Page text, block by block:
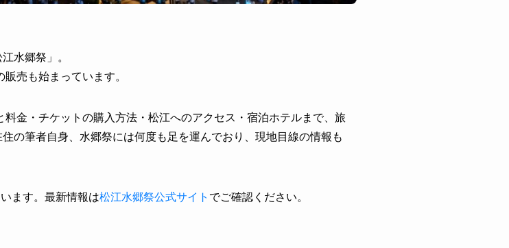
水郷祭」。
売も始まっています。
金・チケットの購入方法・松江へのアクセス・宿泊ホテルまで、旅
の筆者自身、水郷祭には何度も足を運んでおり、現地目線の情報も
ます。最新情報は松江水郷祭公式サイト でご確認ください。